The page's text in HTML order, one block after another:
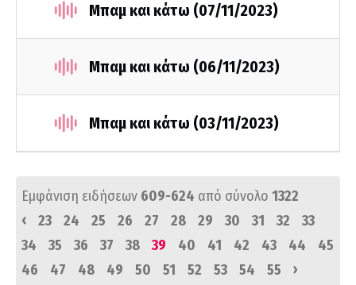
Μπαμ και κάτω (07/11/2023)
Μπαμ και κάτω (06/11/2023)
Μπαμ και κάτω (03/11/2023)
Εμφάνιση ειδήσεων 609-624 από σύνολο 1322
‹
23 24 25 26 27 28 29 30 31 32
33
34
35 36 37 38 39 40 41 42 43 44
45
46
47 48 49 50 51 52 53 54 55 ›